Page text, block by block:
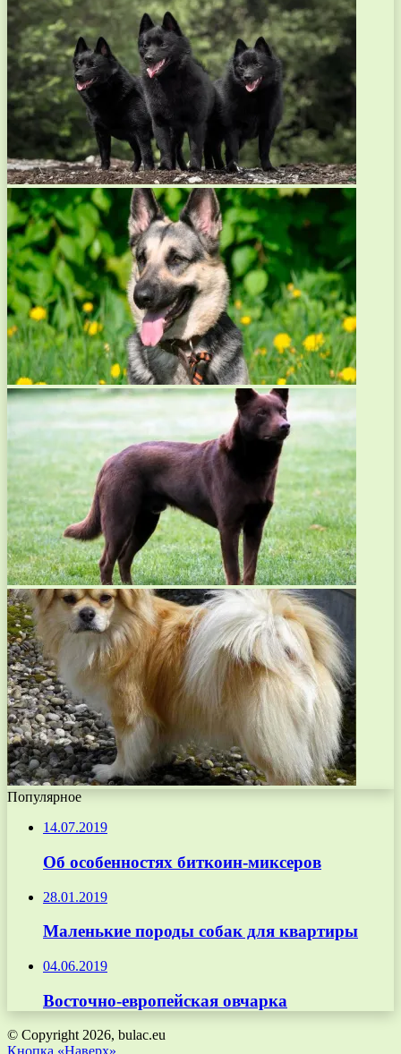
Популярное
14.07.2019
Об особенностях биткоин-миксеров
28.01.2019
Маленькие породы собак для квартиры
04.06.2019
Восточно-европейская овчарка
© Copyright 2026, bulac.eu